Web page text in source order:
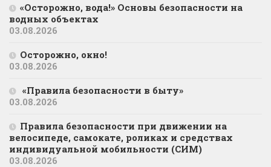
«Осторожно, вода!» Основы безопасности на
водных объектах
03.08.2026
Осторожно, окно!
03.08.2026
«Правила безопасности в быту»
03.08.2026
Правила безопасности при движении на
велосипеде, самокате, роликах и средствах
индивидуальной мобильности (СИМ)
03.08.2026